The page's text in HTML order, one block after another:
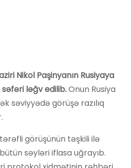
Nikol Paşinyanın Rusiyaya
ləğv edilib.Onun Rusiya
səviyyədə görüşə razılıq
görüşünün təşkili ilə
səyləri iflasa uğrayıb.